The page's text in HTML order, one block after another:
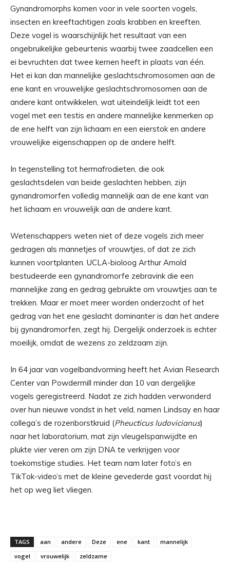
Gynandromorphs komen voor in vele soorten vogels,
insecten en kreeftachtigen zoals krabben en kreeften.
Deze vogel is waarschijnlijk het resultaat van een
ongebruikelijke gebeurtenis waarbij twee zaadcellen een
ei bevruchten dat twee kernen heeft in plaats van één.
Het ei kan dan mannelijke geslachtschromosomen aan de
ene kant en vrouwelijke geslachtschromosomen aan de
andere kant ontwikkelen, wat uiteindelijk leidt tot een
vogel met een testis en andere mannelijke kenmerken op
de ene helft van zijn lichaam en een eierstok en andere
vrouwelijke eigenschappen op de andere helft.
In tegenstelling tot hermafrodieten, die ook
geslachtsdelen van beide geslachten hebben, zijn
gynandromorfen volledig mannelijk aan de ene kant van
het lichaam en vrouwelijk aan de andere kant.
Wetenschappers weten niet of deze vogels zich meer
gedragen als mannetjes of vrouwtjes, of dat ze zich
kunnen voortplanten. UCLA-bioloog Arthur Arnold
bestudeerde een gynandromorfe zebravink die een
mannelijke zang en gedrag gebruikte om vrouwtjes aan te
trekken. Maar er moet meer worden onderzocht of het
gedrag van het ene geslacht dominanter is dan het andere
bij gynandromorfen, zegt hij. Dergelijk onderzoek is echter
moeilijk, omdat de wezens zo zeldzaam zijn.
In 64 jaar van vogelbandvorming heeft het Avian Research
Center van Powdermill minder dan 10 van dergelijke
vogels geregistreerd. Nadat ze zich hadden verwonderd
over hun nieuwe vondst in het veld, namen Lindsay en haar
collega’s de rozenborstkruid (Pheucticus ludovicianus)
naar het laboratorium, mat zijn vleugelspanwijdte en
plukte vier veren om zijn DNA te verkrijgen voor
toekomstige studies. Het team nam later foto’s en
TikTok-video’s met de kleine gevederde gast voordat hij
het op weg liet vliegen.
TAGS aan andere Deze ene kant
mannelijk
vogel
vrouwelijk zeldzame